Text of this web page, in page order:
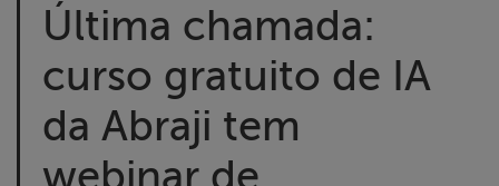
Proteção Legal
e Litigância
Última chamada:
curso gratuito de IA
da Abraji tem
webinar de